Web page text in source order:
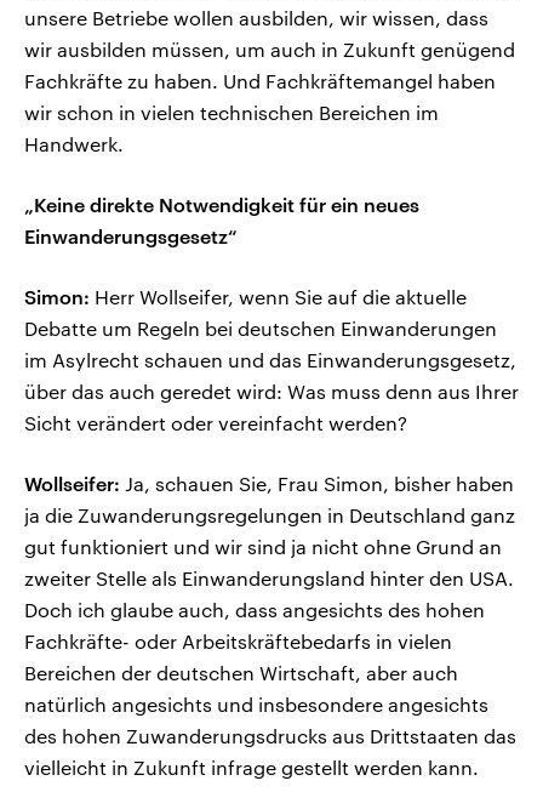
unsere Betriebe wollen ausbilden, wir wissen, dass
wir ausbilden müssen, um auch in Zukunft genügend
Fachkräfte zu haben. Und Fachkräftemangel haben
wir schon in vielen technischen Bereichen im
Handwerk.
„Keine direkte Notwendigkeit für ein neues
Einwanderungsgesetz“
Simon: Herr Wollseifer, wenn Sie auf die aktuelle
Debatte um Regeln bei deutschen Einwanderungen
im Asylrecht schauen und das Einwanderungsgesetz,
über das auch geredet wird: Was muss denn aus Ihrer
Sicht verändert oder vereinfacht werden?
Wollseifer: Ja, schauen Sie, Frau Simon, bisher haben
ja die Zuwanderungsregelungen in Deutschland ganz
gut funktioniert und wir sind ja nicht ohne Grund an
zweiter Stelle als Einwanderungsland hinter den USA.
Doch ich glaube auch, dass angesichts des hohen
Fachkräfte- oder Arbeitskräftebedarfs in vielen
Bereichen der deutschen Wirtschaft, aber auch
natürlich angesichts und insbesondere angesichts
des hohen Zuwanderungsdrucks aus Drittstaaten das
vielleicht in Zukunft infrage gestellt werden kann.